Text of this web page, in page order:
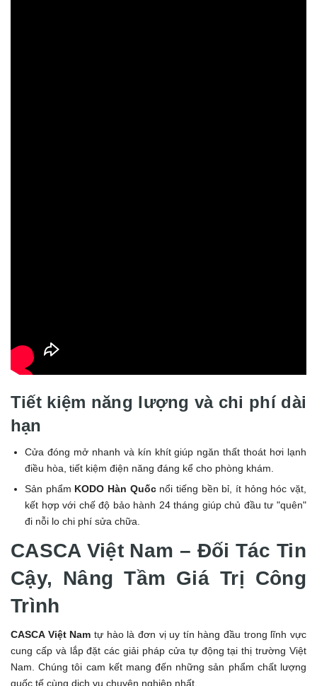
Tiết kiệm năng lượng và chi phí dài
hạn
Cửa đóng mở nhanh và kín khít giúp ngăn thất thoát hơi lạnh
điều hòa, tiết kiệm điện năng đáng kể cho phòng khám.
Sản phẩm KODO Hàn Quốcnổi tiếng bền bỉ, ít hỏng hóc vặt,
kết hợp với chế độ bảo hành 24 tháng giúp chủ đầu tư "quên"
đi nỗi lo chi phí sửa chữa.
CASCA Việt Nam – Đối Tác Tin
Cậy, Nâng Tầm Giá Trị Công
Trình
CASCA Việt Nam tự hào là đơn vị uy tín hàng đầu trong lĩnh vực
cung cấp và lắp đặt các giải pháp cửa tự động tại thị trường Việt
Nam. Chúng tôi cam kết mang đến những sản phẩm chất lượng
quốc tế cùng dịch vụ chuyên nghiệp nhất.